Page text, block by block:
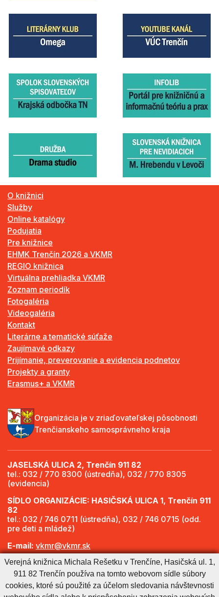
O knižnici
Služby
Online katalógy
Podujatia
Pre knižnice
EHMK Trenčín 2026 a VKMR
REGIO knižnica
Virtuálna prehliadka VKMR
Zoznam periodík
Fotogaléria
Videogaléria
Kontakt
Literárne a tematické súťaže
Zaujímavé odkazy
Prijímanie, preverovanie a evidencia podnetov
Projekty a granty
Erasmus+ a VKMR
Organizácia je v zriaďovateľskej pôsobnosti
Trenčianskeho samosprávneho kraja
JASELSKÁ ULICA 2, Trenčín 911 82
tel.: 032 / 770 8300 (ústredňa), 032 / 770 8305
(evidencia)
SÍDLO ORGANIZÁCIE: HASIČSKÁ ULICA 1, Trenčín 911
82
tel.: 032 / 746 0711 (ústredňa), 032 / 746 0715 (odd.
pre deti a mládež)
E-mail: vkmr@vkmr.sk
Web: http://www.vkmr.sk
Viac informácií - Otváracie hodiny
Verejná knižnica Michala Rešetku v Trenčíne, Hasičská ul. 1,
911 82 Trenčín používa na tomto webovom sídle súbory
cookies, ktoré sú použité za účelom sledovania návštevnosti